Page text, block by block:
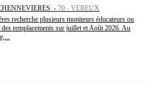
- 70 - VEREUX
recherche plusieurs moniteurs éducateurs ou
remplacements sur juillet et Août 2026. Au